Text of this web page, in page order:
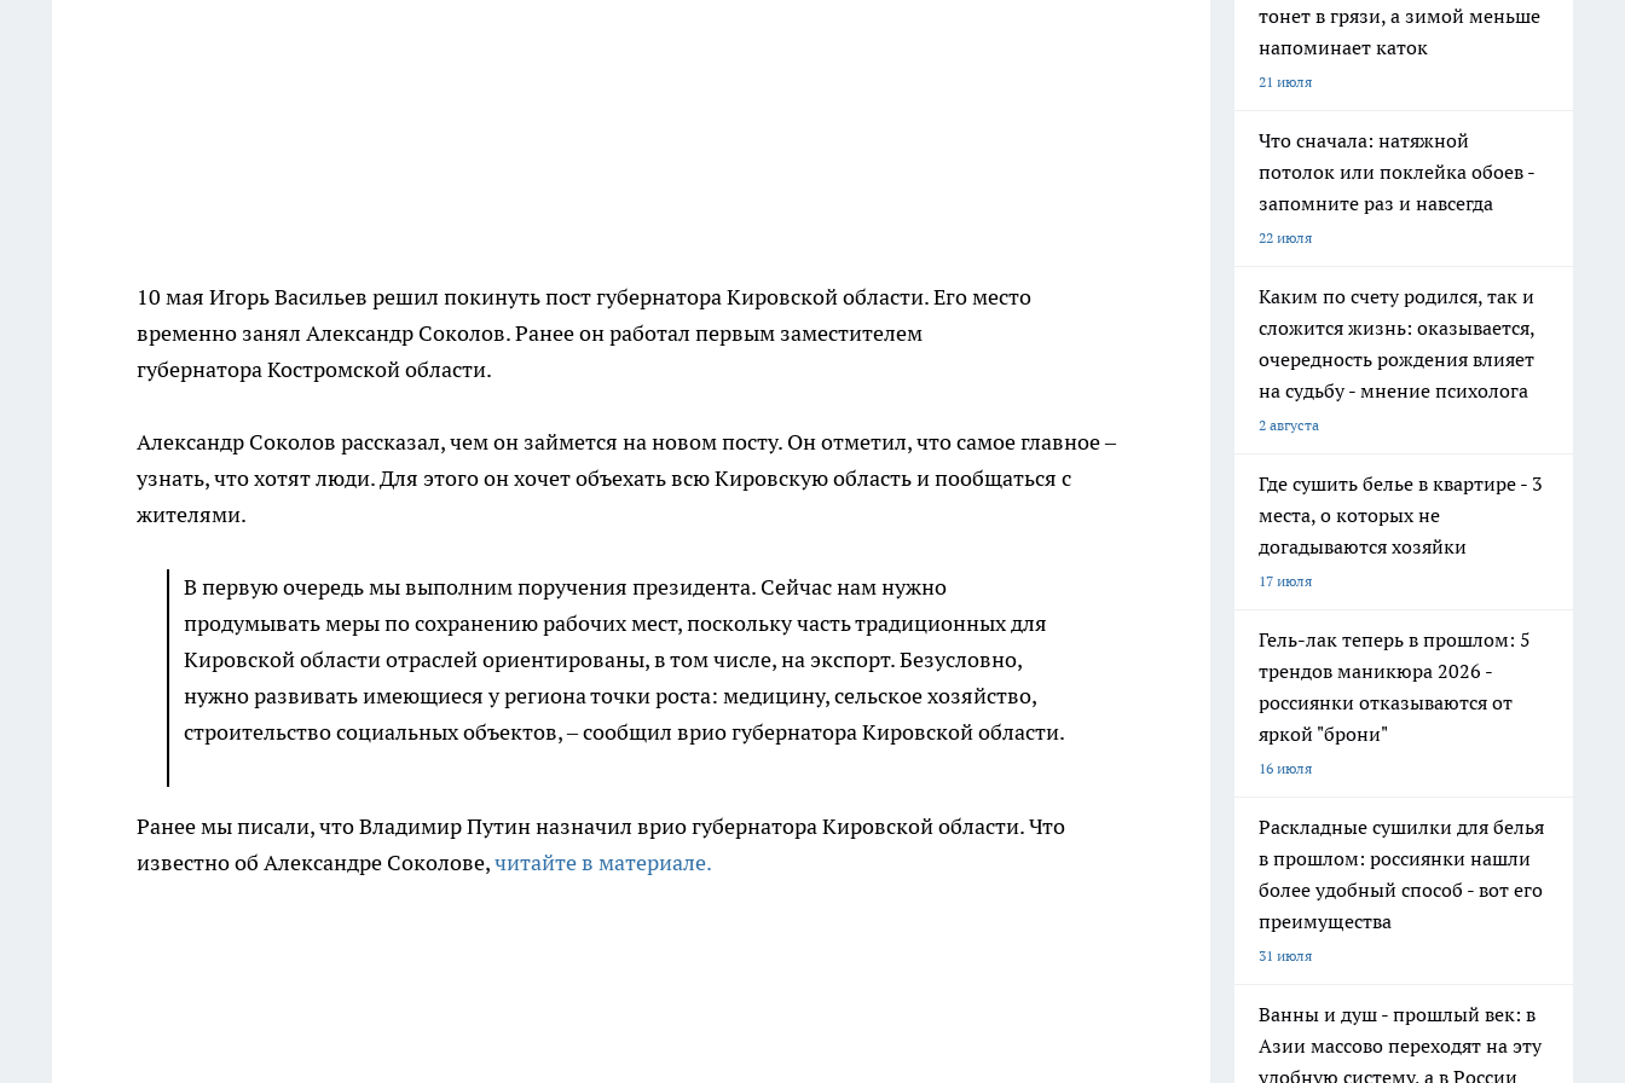
10 мая Игорь Васильев решил покинуть пост губернатора Кировской области. Его место
временно занял Александр Соколов. Ранее он работал первым заместителем
губернатора Костромской области.
Александр Соколов рассказал, чем он займется на новом посту. Он отметил, что самое главное –
узнать, что хотят люди. Для этого он хочет объехать всю Кировскую область и пообщаться с
жителями.
В первую очередь мы выполним поручения президента. Сейчас нам нужно
продумывать меры по сохранению рабочих мест, поскольку часть традиционных для
Кировской области отраслей ориентированы, в том числе, на экспорт. Безусловно,
нужно развивать имеющиеся у региона точки роста: медицину, сельское хозяйство,
строительство социальных объектов, – сообщил врио губернатора Кировской области.
Ранее мы писали, что Владимир Путин назначил врио губернатора Кировской области. Что
известно об Александре Соколове,читайте в материале.
тонет в грязи, а зимой меньше
напоминает каток
21 июля
Что сначала: натяжной
потолок или поклейка обоев -
запомните раз и навсегда
22 июля
Каким по счету родился, так и
сложится жизнь: оказывается,
очередность рождения влияет
на судьбу - мнение психолога
2 августа
Где сушить белье в квартире - 3
места, о которых не
догадываются хозяйки
17 июля
Гель-лак теперь в прошлом: 5
трендов маникюра 2026 -
россиянки отказываются от
яркой "брони"
16 июля
Раскладные сушилки для белья
в прошлом: россиянки нашли
более удобный способ - вот его
преимущества
31 июля
Ванны и душ - прошлый век: в
Азии массово переходят на эту
удобную систему, а в России